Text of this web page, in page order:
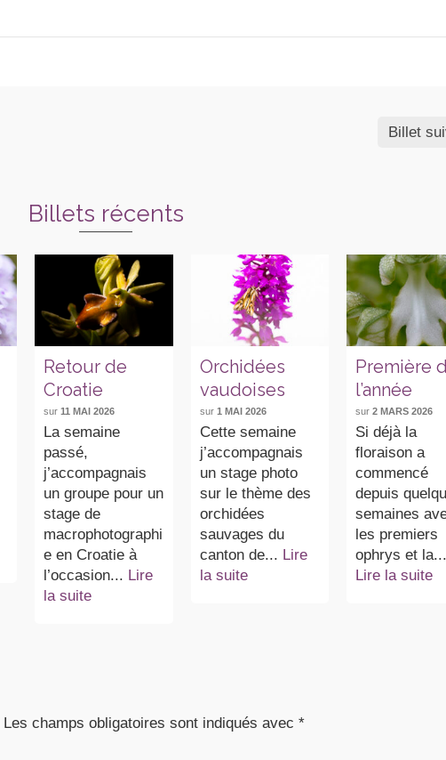
Billet
Billets récents
Retour de
Croatie
sur11 MAI 2026
La semaine
passé,
j’accompagnais
un groupe pour un
stage de
macrophotographi
e en Croatie à
l’occasion... Lire
la suite
Orchidées
vaudoises
sur 1 MAI 2026
Cette semaine
j’accompagnais
un stage photo
sur le thème des
orchidées
sauvages du
canton de... Lire
la suite
Première
l’année
sur 2 MARS 2026
Si déjà la
floraison a
commencé
depuis
semaines
les premiers
ophrys et la...
Lire la suite
Les champs obligatoires sont indiqués avec*